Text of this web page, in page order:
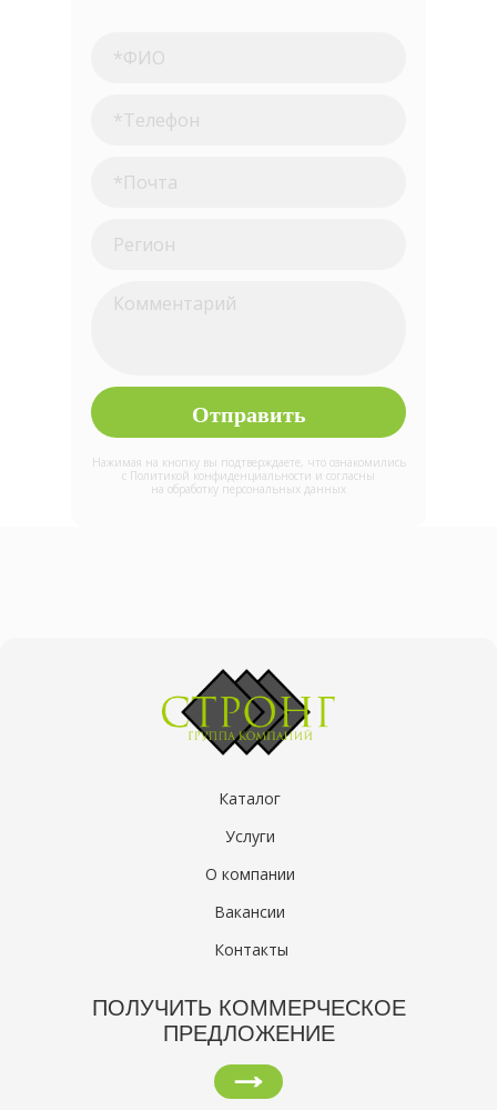
Нажимая на кнопку вы подтверждаете, что ознакомились
с Политикой конфиденциальности и согласны
на обработку персональных данных
Отправить
ПОЛУЧИТЬ КОММЕРЧЕСКОЕ
ПРЕДЛОЖЕНИЕ
Каталог
Контакты
Вакансии
О компании
Услуги